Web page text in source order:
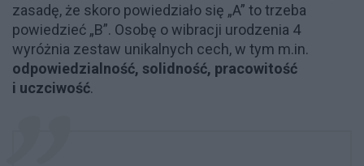
zasadę, że skoro powiedziało się „A” to trzeba
powiedzieć „B”. Osobę o wibracji urodzenia 4
wyróżnia zestaw unikalnych cech, w tym m.in.
odpowiedzialność, solidność, pracowitość
i uczciwość.